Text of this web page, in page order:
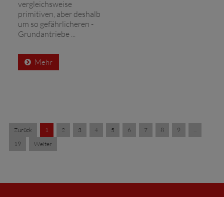
vergleichsweise
primitiven, aber deshalb
um so gefährlicheren -
Grundantriebe ...
Mehr
Zurück 1 2 3 4 5 6 7 8 9
19
Weiter